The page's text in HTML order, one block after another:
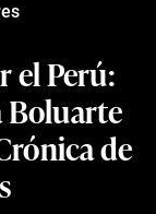
el Perú:
Boluarte
de